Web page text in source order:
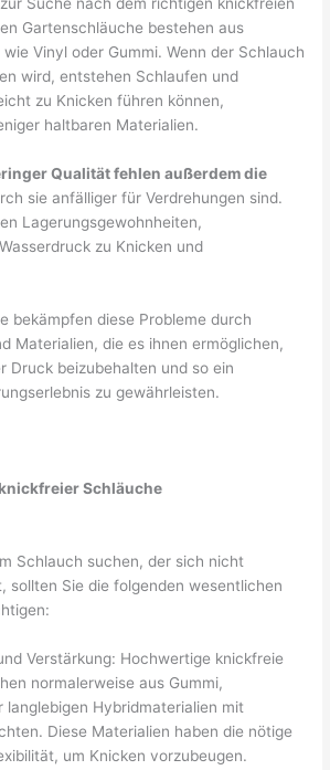
Gartenschläuche bestehen aus
Vinyl oder Gummi. Wenn der Schlauch
wird, entstehen Schlaufen und
zu Knicken führen können,
haltbaren Materialien.
Qualität fehlen außerdem die
sie anfälliger für Verdrehungen sind.
Lagerungsgewohnheiten,
zu Knicken und
bekämpfen diese Probleme durch
Materialien, die es ihnen ermöglichen,
Druck beizubehalten und so ein
zu gewährleisten.
Schläuche
Schlauch suchen, der sich nicht
sollten Sie die folgenden wesentlichen
Verstärkung: Hochwertige knickfreie
normalerweise aus Gummi,
langlebigen Hybridmaterialien mit
Diese Materialien haben die nötige
um Knicken vorzubeugen.